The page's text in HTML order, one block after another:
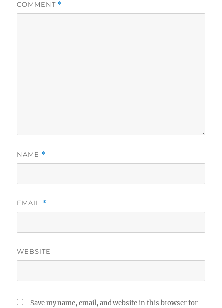
COMMENT *
NAME *
EMAIL *
WEBSITE
Save my name, email, and website in this browser for